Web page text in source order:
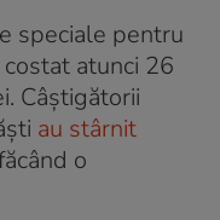
speciale pentru
atunci 26
Câștigătorii
au stârnit
o